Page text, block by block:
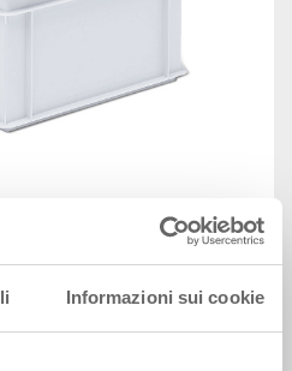
Informazioni sui cookie
immagine simile
ordinato online:Richiedi